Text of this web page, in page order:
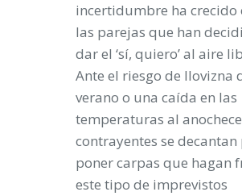
incertidumbre ha crecido
las parejas que han
dar el ‘sí, quiero’ al aire
Ante el riesgo de llovizna
verano o una caída en las
temperaturas al
contrayentes se decantan
poner carpas que hagan
este tipo de imprevistos